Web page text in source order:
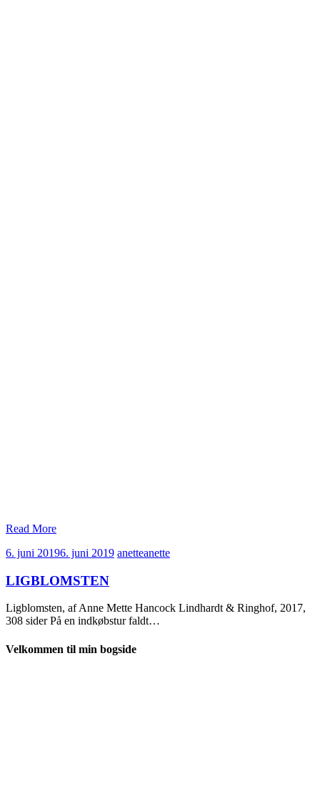
Read More
6. juni 20196. juni 2019 anetteanette
LIGBLOMSTEN
Ligblomsten, af Anne Mette Hancock Lindhardt & Ringhof, 2017,
308 sider På en indkøbstur faldt…
Velkommen til min bogside